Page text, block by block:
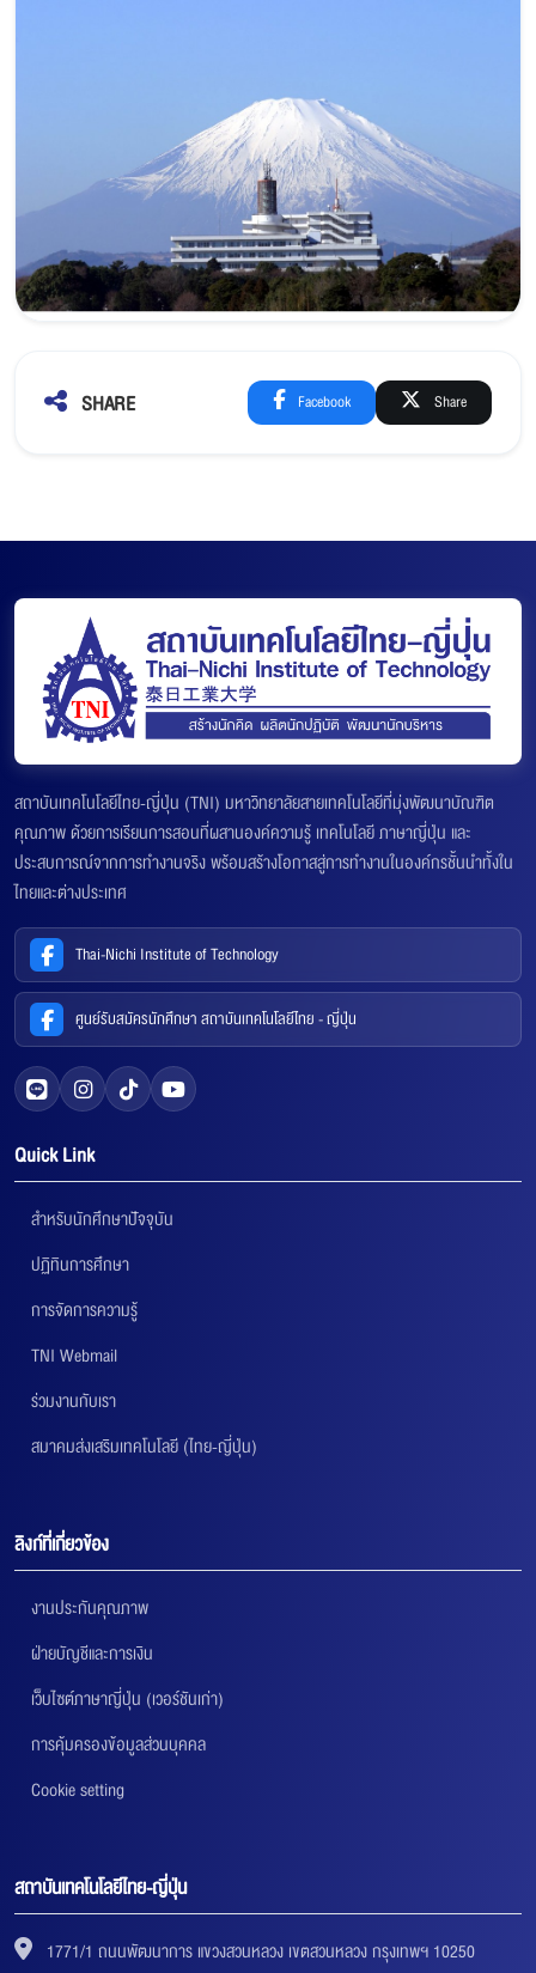
SHARE Facebook Share
สถาบันเทคโนโลยีไทย-ญี่ปุ่น (TNI) มหาวิทยาลัยสายเทคโนโลยีที่มุ่งพัฒนาบัณฑิต
คุณภาพ ด้วยการเรียนการสอนที่ผสานองค์ความรู้ เทคโนโลยี ภาษาญี่ปุ่น และ
ประสบการณ์จากการทำงานจริง พร้อมสร้างโอกาสสู่การทำงานในองค์กรชั้นนำทั้งใน
ไทยและต่างประเทศ
Thai-Nichi Institute of Technology
ศูนย์รับสมัครนักศึกษา สถาบันเทคโนโลยีไทย - ญี่ปุ่น
Quick Link
สำหรับนักศึกษาปัจจุบัน
ปฏิทินการศึกษา
การจัดการความรู้
TNI Webmail
ร่วมงานกับเรา
สมาคมส่งเสริมเทคโนโลยี (ไทย-ญี่ปุ่น)
ลิงก์ที่เกี่ยวข้อง
งานประกันคุณภาพ
ฝ่ายบัญชีและการเงิน
เว็บไซต์ภาษาญี่ปุ่น (เวอร์ชันเก่า)
การคุ้มครองข้อมูลส่วนบุคคล
Cookie setting
สถาบันเทคโนโลยีไทย-ญี่ปุ่น
1771/1 ถนนพัฒนาการ แขวงสวนหลวง เขตสวนหลวง กรุงเทพฯ 10250